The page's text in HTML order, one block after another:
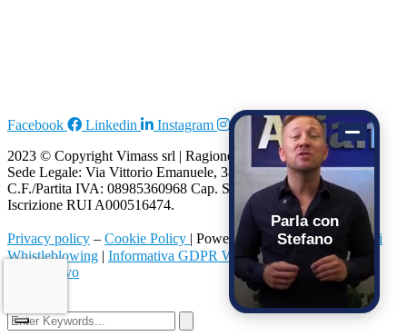
Facebook Linkedin
Instagram
2023 © Copyright Vimass srl | Ragione sociale: VIMASS SRL |
Sede Legale: Via Vittorio Emanuele, 38, 20871 Vimercate (MB)
C.F./Partita IVA: 08985360968 Cap. Soc. 10.000,00€ i.v. |
Iscrizione RUI A000516474.
Privacy policy – Cookie Policy | Powered by nb⁴ |Segnalazioni
Whistleblowing | Informativa GDPR Whistleblowing |Arbitro
Assicurativo
Parla con
Stefano